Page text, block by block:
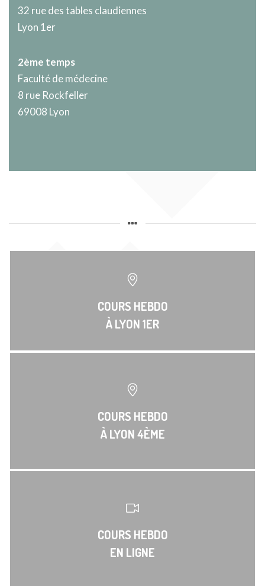
32 rue des tables claudiennes
Lyon 1er
2ème temps
Faculté de médecine
8 rue Rockfeller
69008 Lyon
COURS HEBDO
À LYON 1ER
COURS HEBDO
À LYON 4ÈME
COURS HEBDO
EN LIGNE